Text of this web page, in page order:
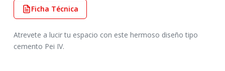
Ficha Técnica
Atrevete a lucir tu espacio con este hermoso diseño tipo
cemento Pei IV.